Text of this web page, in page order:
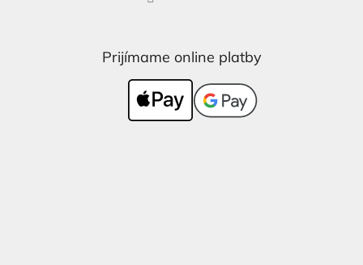
Prijímame online platby